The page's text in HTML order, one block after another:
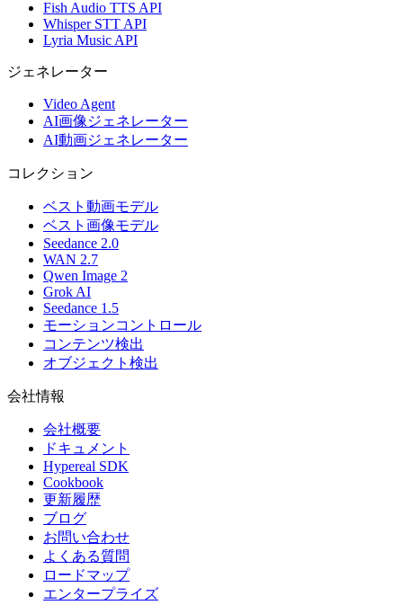
Fish Audio TTS API
Whisper STT API
Lyria Music API
ジェネレーター
Video Agent
AI画像ジェネレーター
AI動画ジェネレーター
コレクション
ベスト動画モデル
ベスト画像モデル
Seedance 2.0
WAN 2.7
Qwen Image 2
Grok AI
Seedance 1.5
モーションコントロール
コンテンツ検出
オブジェクト検出
会社情報
会社概要
ドキュメント
Hypereal SDK
Cookbook
更新履歴
ブログ
お問い合わせ
よくある質問
ロードマップ
エンタープライズ